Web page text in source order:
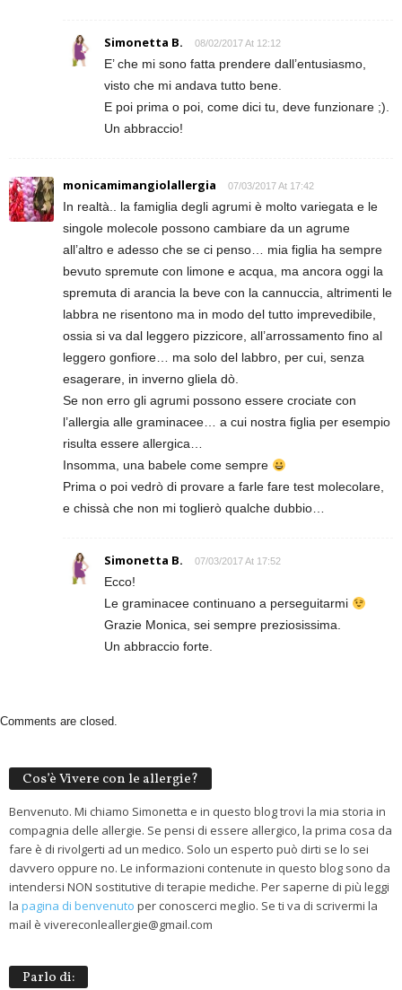
Simonetta B. 08/02/2017 At 12:12
E’ che mi sono fatta prendere dall’entusiasmo,
visto che mi andava tutto bene.
E poi prima o poi, come dici tu, deve funzionare ;).
Un abbraccio!
monicamimangiolallergia 07/03/2017 At 17:42
In realtà.. la famiglia degli agrumi è molto variegata e le
singole molecole possono cambiare da un agrume
all’altro e adesso che se ci penso… mia figlia ha sempre
bevuto spremute con limone e acqua, ma ancora oggi la
spremuta di arancia la beve con la cannuccia, altrimenti le
labbra ne risentono ma in modo del tutto imprevedibile,
ossia si va dal leggero pizzicore, all’arrossamento fino al
leggero gonfiore… ma solo del labbro, per cui, senza
esagerare, in inverno gliela dò.
Se non erro gli agrumi possono essere crociate con
l’allergia alle graminacee… a cui nostra figlia per esempio
risulta essere allergica…
Insomma, una babele come sempre
Prima o poi vedrò di provare a farle fare test molecolare,
e chissà che non mi toglierò qualche dubbio…
Simonetta B. 07/03/2017 At 17:52
Ecco!
Le graminacee continuano a perseguitarmi
Grazie Monica, sei sempre preziosissima.
Un abbraccio forte.
Comments are closed.
Cos’è Vivere con le allergie?
Benvenuto. Mi chiamo Simonetta e in questo blog trovi la mia storia in
compagnia delle allergie. Se pensi di essere allergico, la prima cosa da
fare è di rivolgerti ad un medico. Solo un esperto può dirti se lo sei
davvero oppure no. Le informazioni contenute in questo blog sono da
intendersi NON sostitutive di terapie mediche. Per saperne di più leggi
la pagina di benvenuto per conoscerci meglio. Se ti va di scrivermi la
mail è vivereconleallergie@gmail.com
Parlo di: